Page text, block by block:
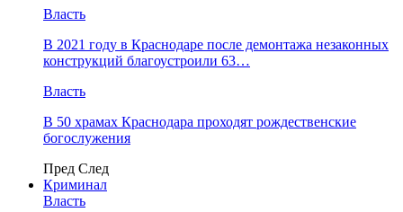
Власть
В 2021 году в Краснодаре после демонтажа незаконных
конструкций благоустроили 63…
Власть
В 50 храмах Краснодара проходят рождественские
богослужения
Пред След
Криминал
Власть